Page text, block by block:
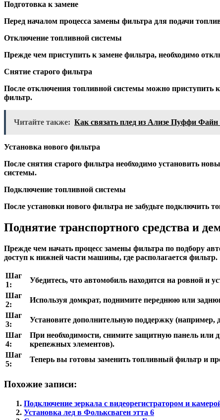
Подготовка к замене
Перед началом процесса замены фильтра для подачи
Отключение топливной системы
Прежде чем приступить к замене фильтра, необходимо
Снятие старого фильтра
После отключения топливной системы можно приступить
фильтр.
Читайте также: Как связать плед из Ализе Пуффи
Установка нового фильтра
После снятия старого фильтра необходимо установить
системы.
Подключение топливной системы
После установки нового фильтра не забудьте подключить
Поднятие транспортного средства и
Прежде чем начать процесс замены фильтра по подбору
доступ к нижней части машины, где располагается фильтр.
Шаг
1:
Убедитесь, что автомобиль находится на ровной и
Шаг
2:
Используя домкрат, поднимите переднюю или
Шаг
3:
Установите дополнительную поддержку (например,
Шаг
4:
При необходимости, снимите защитную панель или
крепежных элементов).
Шаг
5:
Теперь вы готовы заменить топливный фильтр и
Похожие записи:
Подключение зеркала с видеорегистратором и
Установка лед в Фольксваген этта 6